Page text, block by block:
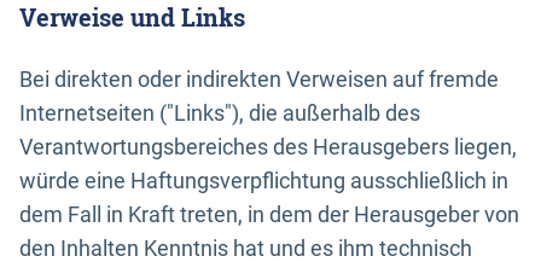
Verweise und Links
Bei direkten oder indirekten Verweisen auf fremde
Internetseiten ("Links"), die außerhalb des
Verantwortungsbereiches des Herausgebers liegen,
würde eine Haftungsverpflichtung ausschließlich in
dem Fall in Kraft treten, in dem der Herausgeber von
den Inhalten Kenntnis hat und es ihm technisch